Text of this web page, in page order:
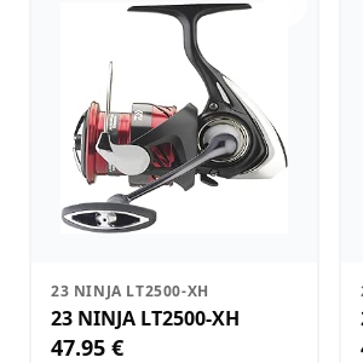
23 NINJA LT2500-XH
23 NINJA LT2500-XH
47.95 €